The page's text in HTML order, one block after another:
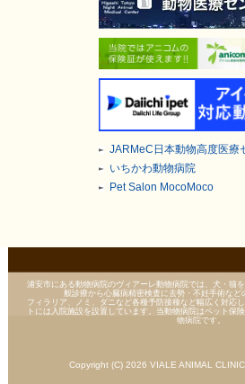
JARMeC日本動物高度医療
いちかわ動物病院
Pet Salon MocoMoco
浦安市にある動物病院のヴィアーレ動物病院では、犬・猫
般診療から心臓病精密検査に去勢・不妊手術など
フィラリア、ノミ、ダニなど各種予防接種など幅広く対応
トには入院施設を設置しています。当動物病院はペット保
物病院です。
Copyright (C) 2026 VIALE ANIMAL